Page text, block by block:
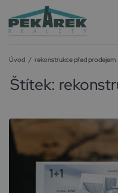
Úvod / rekonstrukce před prodejem
Štítek: